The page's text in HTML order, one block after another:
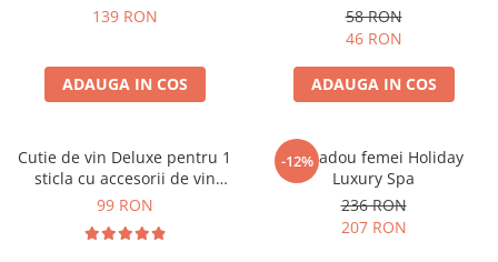
139 RON
ADAUGA IN COS
reincarcabila 90mAh
58 RON
46 RON
ADAUGA IN COS
Cutie de vin Deluxe pentru 1
sticla cu accesorii de vin
incluse piele ecologica de
99 RON
-12%
Set cadou femei Holiday
Luxury Spa
236 RON
207 RON